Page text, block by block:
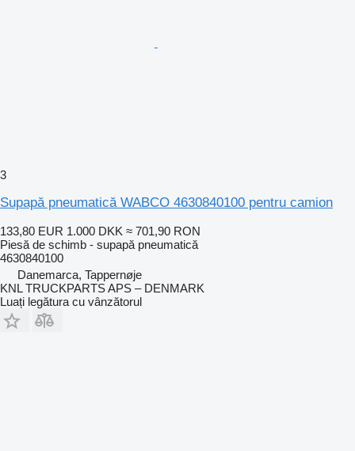
3
Supapă pneumatică WABCO 4630840100 pentru camion
133,80 EUR 1.000 DKK ≈ 701,90 RON
Piesă de schimb - supapă pneumatică
4630840100
Danemarca, Tappernøje
KNL TRUCKPARTS APS – DENMARK
Luați legătura cu vânzătorul